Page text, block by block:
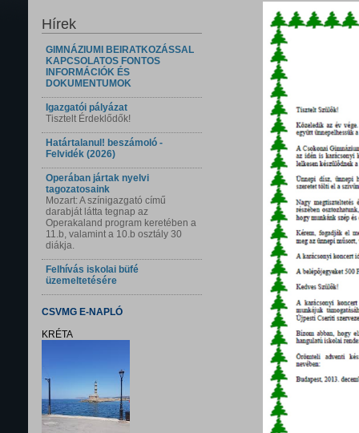
Hírek
GIMNÁZIUMI BEIRATKOZÁSSAL
KAPCSOLATOS FONTOS
INFORMÁCIÓK ÉS
DOKUMENTUMOK
Igazgatói pályázat
Tisztelt Érdeklődők!
Határtalanul! beszámoló -
Felvidék (2026)
Operában jártak nyelvi
tagozatosaink
Mozart: A színigazgató című
darabját látta tegnap az
Operakaland program keretében a
11.b, valamint a 10.b osztály 30
diákja.
Felhívás iskolai büfé
üzemeltetésére
CSVMG E-NAPLÓ
KRÉTA